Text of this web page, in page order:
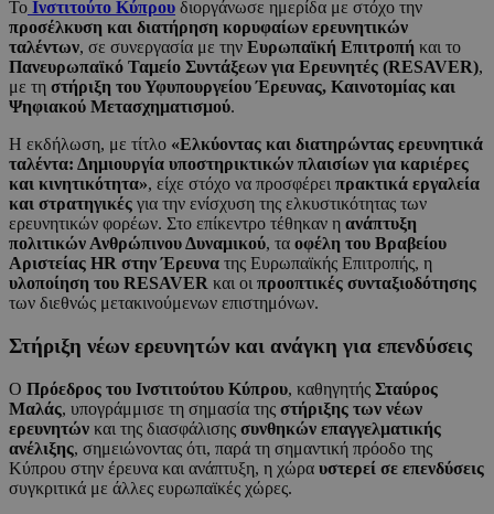
Το Ινστιτούτο Κύπρου διοργάνωσε ημερίδα με στόχο την
προσέλκυση και διατήρηση κορυφαίων ερευνητικών
ταλέντων, σε συνεργασία με την Ευρωπαϊκή Επιτροπή και το
Πανευρωπαϊκό Ταμείο Συντάξεων για Ερευνητές (RESAVER),
με τη στήριξη του Υφυπουργείου Έρευνας, Καινοτομίας και
Ψηφιακού Μετασχηματισμού.
Η εκδήλωση, με τίτλο «Ελκύοντας και διατηρώντας ερευνητικά
ταλέντα: Δημιουργία υποστηρικτικών πλαισίων για καριέρες
και κινητικότητα», είχε στόχο να προσφέρει πρακτικά εργαλεία
και στρατηγικές για την ενίσχυση της ελκυστικότητας των
ερευνητικών φορέων. Στο επίκεντρο τέθηκαν η ανάπτυξη
πολιτικών Ανθρώπινου Δυναμικού, τα οφέλη του Βραβείου
Αριστείας HR στην Έρευνα της Ευρωπαϊκής Επιτροπής, η
υλοποίηση του RESAVER και οι προοπτικές συνταξιοδότησης
των διεθνώς μετακινούμενων επιστημόνων.
Στήριξη νέων ερευνητών και ανάγκη για επενδύσεις
Ο Πρόεδρος του Ινστιτούτου Κύπρου, καθηγητής Σταύρος
Μαλάς, υπογράμμισε τη σημασία της στήριξης των νέων
ερευνητών και της διασφάλισης συνθηκών επαγγελματικής
ανέλιξης, σημειώνοντας ότι, παρά τη σημαντική πρόοδο της
Κύπρου στην έρευνα και ανάπτυξη, η χώρα υστερεί σε επενδύσεις
συγκριτικά με άλλες ευρωπαϊκές χώρες.